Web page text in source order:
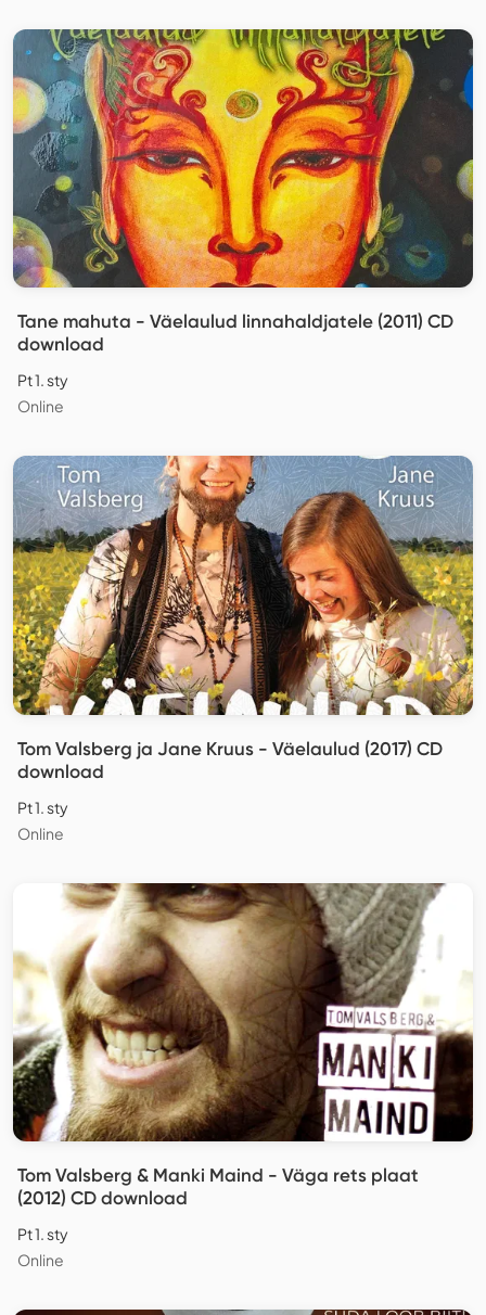
Tane mahuta - Väelaulud linnahaldjatele (2011) CD
download
Pt 1. sty
Online
Tom Valsberg ja Jane Kruus - Väelaulud (2017) CD
download
Pt 1. sty
Online
Tom Valsberg & Manki Maind - Väga rets plaat
(2012) CD download
Pt 1. sty
Online